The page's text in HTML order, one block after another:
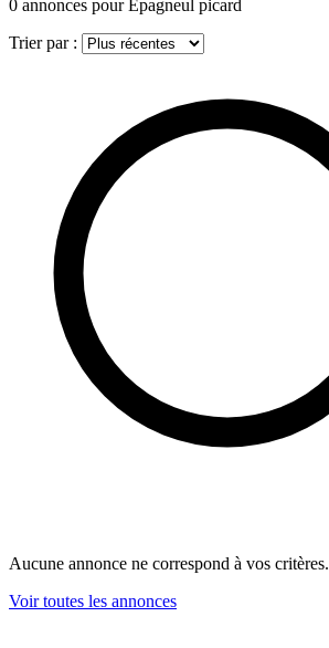
0 annonces pour Épagneul picard
Trier par :
Aucune annonce ne correspond à vos critères.
Voir toutes les annonces